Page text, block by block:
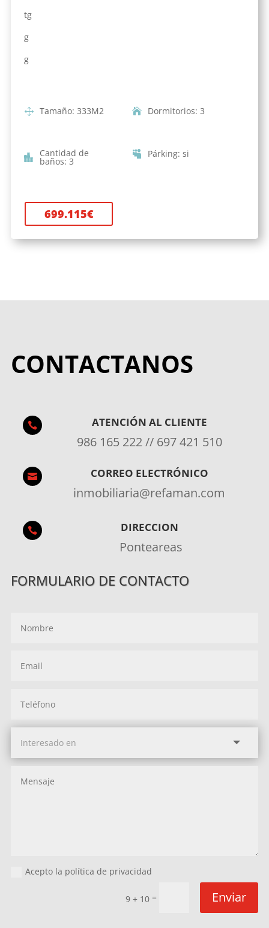
tg
g
g
Tamaño: 333M2 Dormitorios: 3
Cantidad de
baños: 3
Párking: si
699.115€
CONTACTANOS
 ATENCIÓN AL CLIENTE
986 165 222 // 697 421 510
 CORREO ELECTRÓNICO
inmobiliaria@refaman.com
 DIRECCION
Ponteareas
FORMULARIO DE CONTACTO
Acepto la política de privacidad
9 + 10 = Enviar